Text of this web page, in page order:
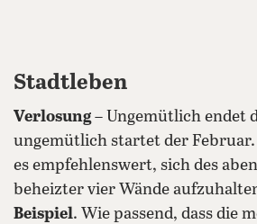
Stadtleben
Verlosung– Ungemütlich endet
ungemütlich startet der
es empfehlenswert, sich des
beheizter vier Wände
Beispiel. Wie passend, dass die